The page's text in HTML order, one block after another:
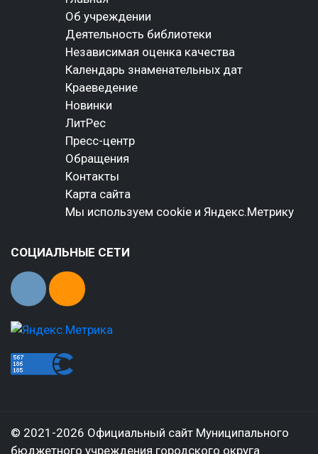
Об учреждении
Деятельность библиотеки
Независимая оценка качества
Календарь знаменательных дат
Краеведение
Новинки
ЛитРес
Пресс-центр
Обращения
Контакты
Карта сайта
Мы используем cookie и Яндекс.Метрику
СОЦИАЛЬНЫЕ СЕТИ
© 2021-2026 Официальный сайт Муниципального
бюджетного учреждения городского округа